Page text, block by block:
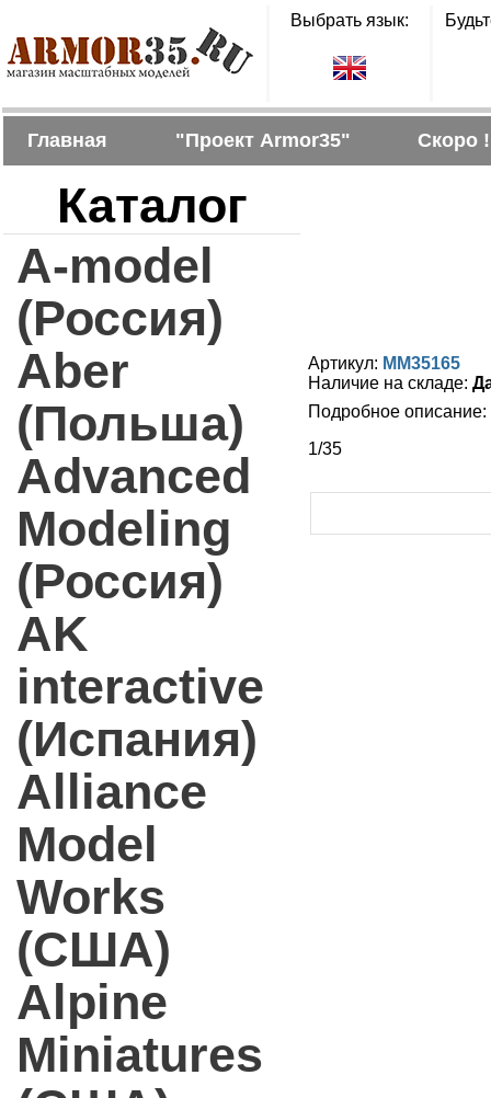
Выбрать язык:
Главная "Проект Armor35" Скоро !
Каталог
A-model
(Россия)
Aber
(Польша)
Advanced
Modeling
(Россия)
AK
interactive
(Испания)
Alliance
Model
Works
(США)
Alpine
Miniatures
Артикул: MM35165
Наличие на складе:
Подробное описание:
1/35